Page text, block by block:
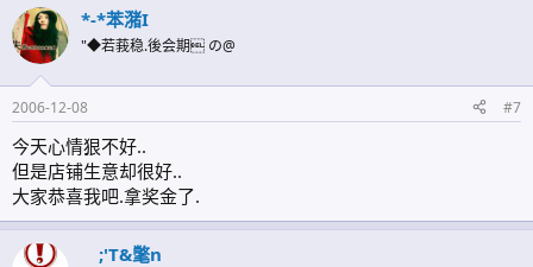
*-*苯潴I
"◆若莪稳.後会期 の@
2006-12-08 #7
今天心情狠不好..
但是店铺生意却很好..
大家恭喜我吧.拿奖金了.
;'T&氅n